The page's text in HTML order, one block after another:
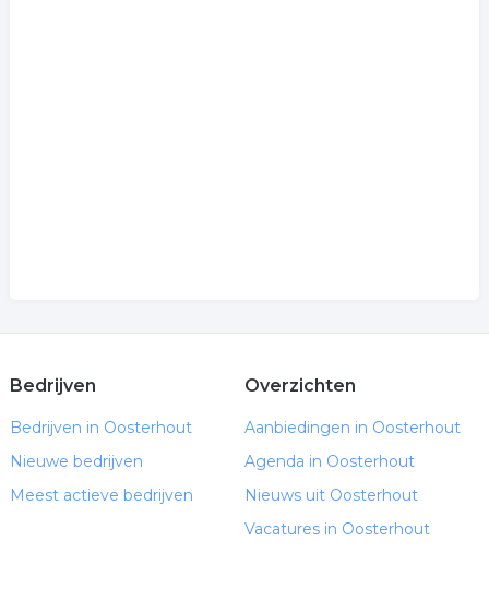
Bedrijven
Bedrijven in Oosterhout
Nieuwe bedrijven
Meest actieve bedrijven
Overzichten
Aanbiedingen in Oosterhout
Agenda in Oosterhout
Nieuws uit Oosterhout
Vacatures in Oosterhout